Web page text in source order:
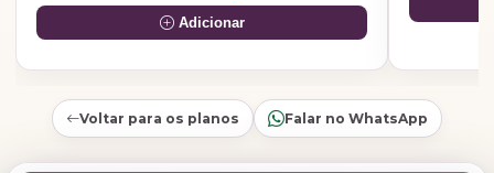
Adicionar
Voltar para os planos Falar no WhatsApp